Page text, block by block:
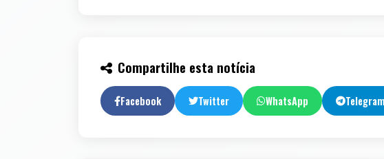
Compartilhe esta notícia
Facebook Twitter WhatsApp Telegram